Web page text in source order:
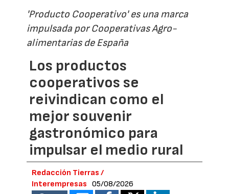
'Producto Cooperativo' es una marca
impulsada por Cooperativas Agro-
alimentarias de España
Los productos
cooperativos se
reivindican como el
mejor souvenir
gastronómico para
impulsar el medio rural
Redacción Tierras /
Interempresas
05/08/2026